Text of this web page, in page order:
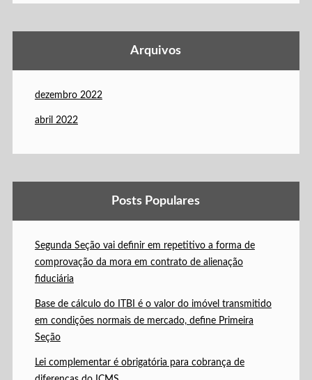
Arquivos
dezembro 2022
abril 2022
Posts Populares
Segunda Seção vai definir em repetitivo a forma de
comprovação da mora em contrato de alienação
fiduciária
Base de cálculo do ITBI é o valor do imóvel transmitido
em condições normais de mercado, define Primeira
Seção
Lei complementar é obrigatória para cobrança de